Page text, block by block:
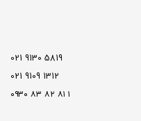
5819 9130 021
1312 9109 021
۱ ۸۱ ۸۲ ۸۳ ۰۹۳۰